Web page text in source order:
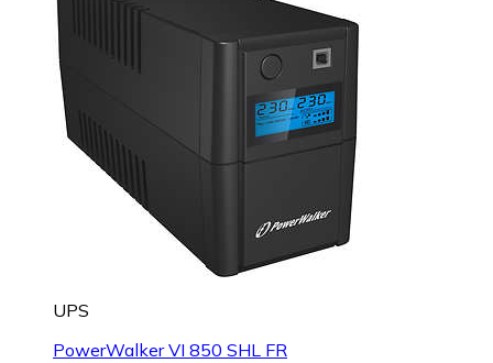
UPS
PowerWalker VI 850 SHL FR